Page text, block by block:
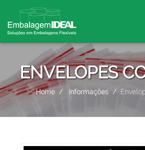
ENVELOPES
Home Informações